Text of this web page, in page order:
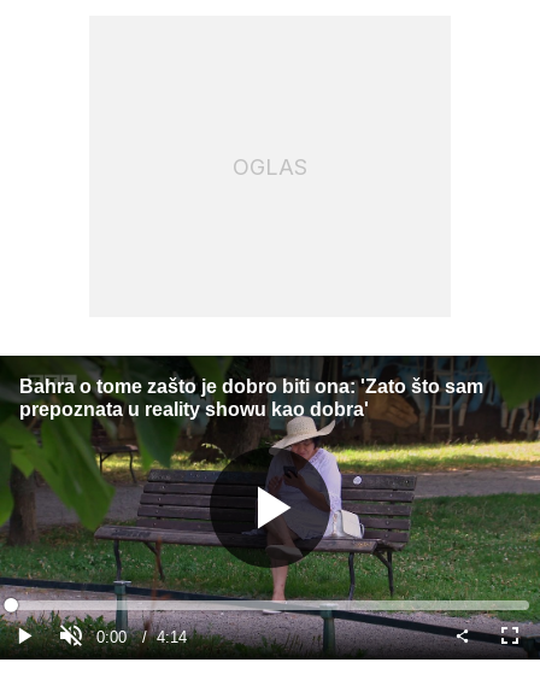
OGLAS
Bahra o tome zašto je dobro biti ona: 'Zato što sam
prepoznata u reality showu kao dobra'
Gledaj
GledajUpali
zvuk
Current
0:00 / Duration
4:14
Loaded:
0%